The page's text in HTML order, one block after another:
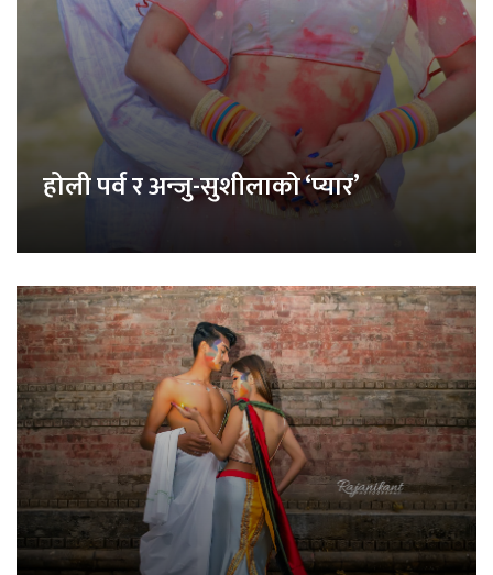
होली पर्व र अन्जु-सुशीलाको ‘प्यार’